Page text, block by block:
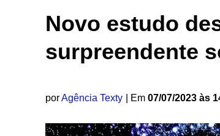
Novo estudo
surpreendente
porAgência Texty | Em 07/07/2023 às